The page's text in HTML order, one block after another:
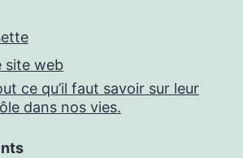
site web
ce qu’il faut savoir sur leur
dans nos vies.